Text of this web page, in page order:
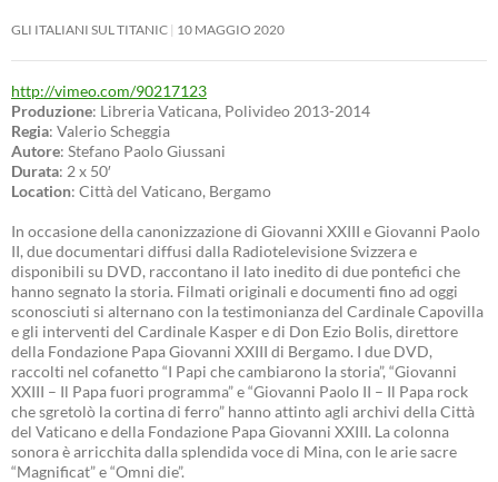
GLI ITALIANI SUL TITANIC 10 MAGGIO 2020
http://vimeo.com/90217123
Produzione: Libreria Vaticana, Polivideo 2013-2014
Regia: Valerio Scheggia
Autore: Stefano Paolo Giussani
Durata: 2 x 50′
Location: Città del Vaticano, Bergamo
In occasione della canonizzazione di Giovanni XXIII e Giovanni Paolo
II, due documentari diffusi dalla Radiotelevisione Svizzera e
disponibili su DVD, raccontano il lato inedito di due pontefici che
hanno segnato la storia. Filmati originali e documenti fino ad oggi
sconosciuti si alternano con la testimonianza del Cardinale Capovilla
e gli interventi del Cardinale Kasper e di Don Ezio Bolis, direttore
della Fondazione Papa Giovanni XXIII di Bergamo. I due DVD,
raccolti nel cofanetto “I Papi che cambiarono la storia”, “Giovanni
XXIII – Il Papa fuori programma” e “Giovanni Paolo II – Il Papa rock
che sgretolò la cortina di ferro” hanno attinto agli archivi della Città
del Vaticano e della Fondazione Papa Giovanni XXIII. La colonna
sonora è arricchita dalla splendida voce di Mina, con le arie sacre
“Magnificat” e “Omni die”.